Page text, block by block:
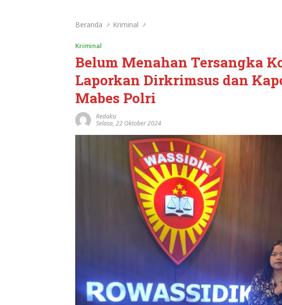
Beranda Kriminal
Kriminal
Belum Menahan Tersangka
Laporkan Dirkrimsus dan
Mabes Polri
Redaksi
Selasa, 22 Oktober 2024